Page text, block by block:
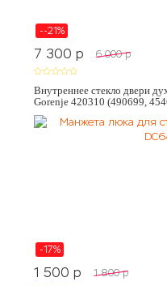
--21%
7 300 p 6 000 p
Внутреннее стекло двери
Gorenje 420310 (490699,
-17%
1 500 p 1 800 p